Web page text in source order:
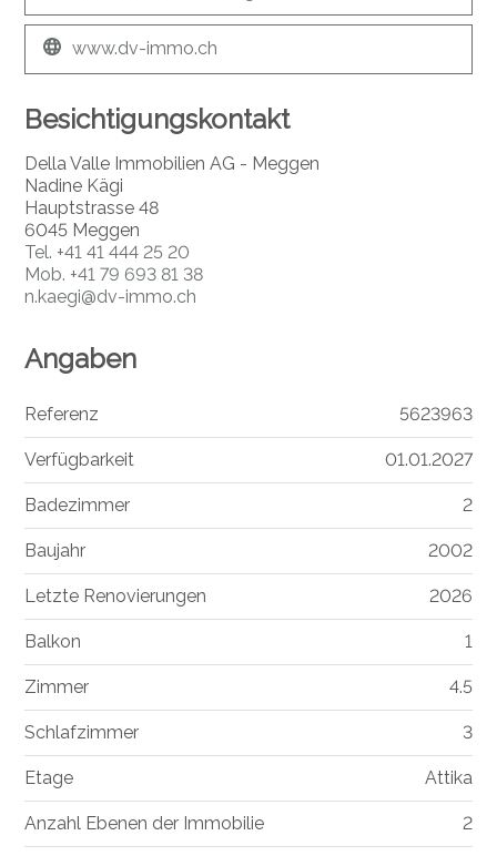
www.dv-immo.ch
Besichtigungskontakt
Della Valle Immobilien AG - Meggen
Nadine Kägi
Hauptstrasse 48
6045 Meggen
Tel. +41 41 444 25 20
Mob. +41 79 693 81 38
n.kaegi@dv-immo.ch
Angaben
Referenz 5623963
Verfügbarkeit 01.01.2027
Badezimmer 2
Baujahr 2002
Letzte Renovierungen 2026
Balkon 1
Zimmer 4.5
Schlafzimmer 3
Etage Attika
Anzahl Ebenen der Immobilie 2